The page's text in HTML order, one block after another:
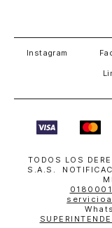
Instagram
TODOS LOS
S.A.S.